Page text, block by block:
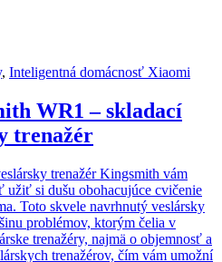
, Inteligentná domácnosť Xiaomi
WR1 – skladací
trenažér
trenažér Kingsmith vám
užiť si dušu obohacujúce cvičenie
Toto skvele navrhnutý veslársky
problémov, ktorým čelia v
trenažéry, najmä o objemnosť a
trenažérov, čím vám umožní